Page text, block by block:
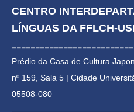
CENTRO
LÍNGUAS DA FFLCH-
Prédio da Casa de Cultura
nº 159, Sala 5 | Cidade
05508-080